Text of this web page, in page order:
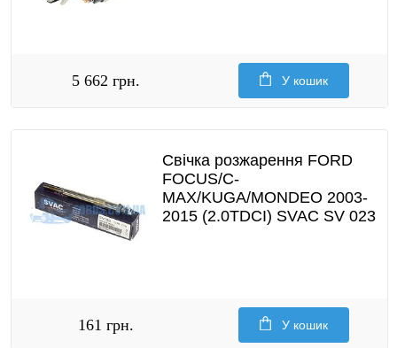
5 662 грн. У кошик
Свічка розжарення FORD
FOCUS/C-
MAX/KUGA/MONDEO 2003-
2015 (2.0TDCI) SVAC SV 023
161 грн. У кошик